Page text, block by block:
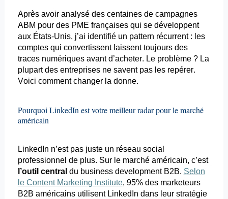
Après avoir analysé des centaines de campagnes
ABM pour des PME françaises qui se développent
aux États-Unis, j’ai identifié un pattern récurrent : les
comptes qui convertissent laissent toujours des
traces numériques avant d’acheter. Le problème ? La
plupart des entreprises ne savent pas les repérer.
Voici comment changer la donne.
Pourquoi LinkedIn est votre meilleur radar pour le marché
américain
LinkedIn n’est pas juste un réseau social
professionnel de plus. Sur le marché américain, c’est
l’outil central du business developmentB2B. Selon
le Content Marketing Institute, 95% des marketeurs
B2B américains utilisent LinkedIn dans leur stratégie